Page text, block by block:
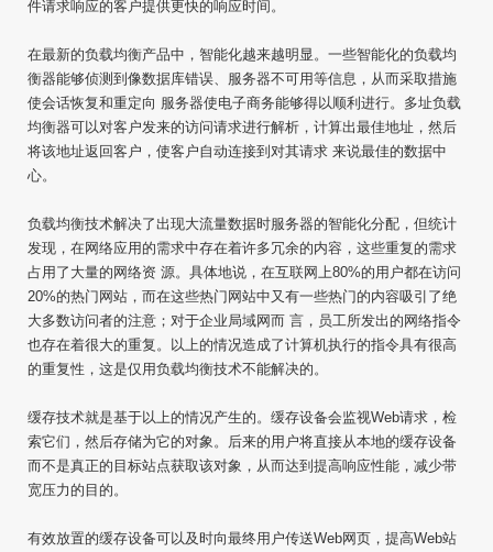
件请求响应的客户提供更快的响应时间。
在最新的负载均衡产品中，智能化越来越明显。一些智能化的负载均
衡器能够侦测到像数据库错误、服务器不可用等信息，从而采取措施
使会话恢复和重定向 服务器使电子商务能够得以顺利进行。多址负载
均衡器可以对客户发来的访问请求进行解析，计算出最佳地址，然后
将该地址返回客户，使客户自动连接到对其请求 来说最佳的数据中
心。
负载均衡技术解决了出现大流量数据时服务器的智能化分配，但统计
发现，在网络应用的需求中存在着许多冗余的内容，这些重复的需求
占用了大量的网络资 源。具体地说，在互联网上80%的用户都在访问
20%的热门网站，而在这些热门网站中又有一些热门的内容吸引了绝
大多数访问者的注意；对于企业局域网而 言，员工所发出的网络指令
也存在着很大的重复。以上的情况造成了计算机执行的指令具有很高
的重复性，这是仅用负载均衡技术不能解决的。
缓存技术就是基于以上的情况产生的。缓存设备会监视Web请求，检
索它们，然后存储为它的对象。后来的用户将直接从本地的缓存设备
而不是真正的目标站点获取该对象，从而达到提高响应性能，减少带
宽压力的目的。
有效放置的缓存设备可以及时向最终用户传送Web网页，提高Web站